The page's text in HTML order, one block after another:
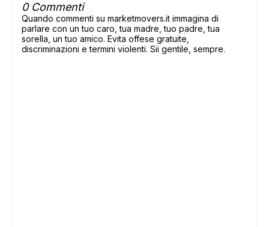
0 Commenti
Quando commenti su marketmovers.it immagina di
parlare con un tuo caro, tua madre, tuo padre, tua
sorella, un tuo amico. Evita offese gratuite,
discriminazioni e termini violenti. Sii gentile, sempre.